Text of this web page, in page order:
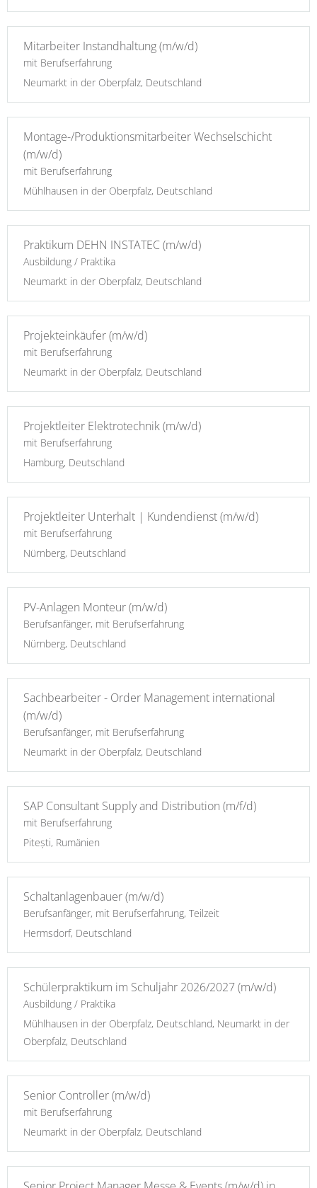
Mitarbeiter Instandhaltung (m/w/d)
mit Berufserfahrung
Neumarkt in der Oberpfalz, Deutschland
Montage-/Produktionsmitarbeiter Wechselschicht
(m/w/d)
mit Berufserfahrung
Mühlhausen in der Oberpfalz, Deutschland
Praktikum DEHN INSTATEC (m/w/d)
Ausbildung / Praktika
Neumarkt in der Oberpfalz, Deutschland
Projekteinkäufer (m/w/d)
mit Berufserfahrung
Neumarkt in der Oberpfalz, Deutschland
Projektleiter Elektrotechnik (m/w/d)
mit Berufserfahrung
Hamburg, Deutschland
Projektleiter Unterhalt | Kundendienst (m/w/d)
mit Berufserfahrung
Nürnberg, Deutschland
PV-Anlagen Monteur (m/w/d)
Berufsanfänger, mit Berufserfahrung
Nürnberg, Deutschland
Sachbearbeiter - Order Management international
(m/w/d)
Berufsanfänger, mit Berufserfahrung
Neumarkt in der Oberpfalz, Deutschland
SAP Consultant Supply and Distribution (m/f/d)
mit Berufserfahrung
Pitești, Rumänien
Schaltanlagenbauer (m/w/d)
Berufsanfänger, mit Berufserfahrung, Teilzeit
Hermsdorf, Deutschland
Schülerpraktikum im Schuljahr 2026/2027 (m/w/d)
Ausbildung / Praktika
Mühlhausen in der Oberpfalz, Deutschland, Neumarkt in der
Oberpfalz, Deutschland
Senior Controller (m/w/d)
mit Berufserfahrung
Neumarkt in der Oberpfalz, Deutschland